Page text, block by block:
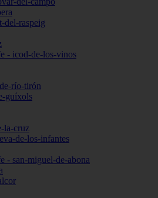
del-raspeig
- icod-de-los-vinos
río-tirón
guíxols
la-cruz
de-los-infantes
- san-miguel-de-abona